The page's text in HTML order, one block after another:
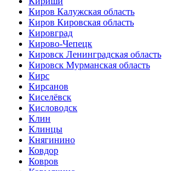
Киров Калужская область
Киров Кировская область
Кировград
Кирово-Чепецк
Кировск Ленинградская область
Кировск Мурманская область
Кирс
Кирсанов
Киселёвск
Кисловодск
Клин
Клинцы
Княгинино
Ковдор
Ковров